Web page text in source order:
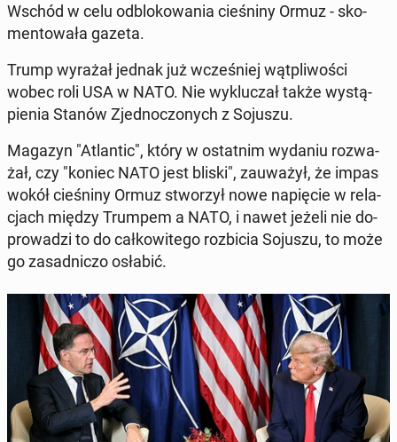
Wschód w celu od­blo­ko­wa­nia cie­śni­ny Ormuz - sko­
men­to­wa­ła gazeta.
Trump wyrażał jednak już wcze­śniej wąt­pli­wo­ści
wobec roli USA w NATO. Nie wy­klu­czał także wy­stą­
pie­nia Stanów Zjed­no­czo­nych z Sojuszu.
Magazyn "Atlan­tic", który w ostat­nim wydaniu roz­wa­
żał, czy "koniec NATO jest bliski", za­uwa­żył, że impas
wokół cie­śni­ny Ormuz stwo­rzył nowe na­pię­cie w re­la­
cjach między Trumpem a NATO, i nawet jeżeli nie do­
pro­wa­dzi to do cał­ko­wi­te­go roz­bi­cia Sojuszu, to może
go za­sad­ni­czo osłabić.